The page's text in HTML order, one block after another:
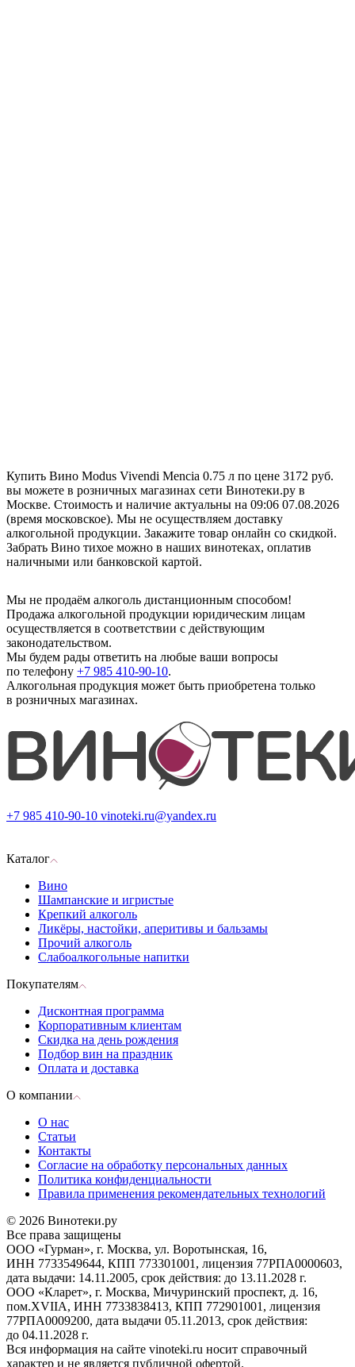
Купить Вино Modus Vivendi Mencia 0.75 л по цене 3172 руб.
вы можете в розничных магазинах сети Винотеки.ру в
Москве. Стоимость и наличие актуальны на 09:06 07.08.2026
(время московское). Мы не осуществляем доставку
алкогольной продукции. Закажите товар онлайн со скидкой.
Забрать Вино тихое можно в наших винотеках, оплатив
наличными или банковской картой.
Мы не продаём алкоголь дистанционным способом!
Продажа алкогольной продукции юридическим лицам
осуществляется в соответствии с действующим
законодательством.
Мы будем рады ответить на любые ваши вопросы
по телефону +7 985 410-90-10.
Алкогольная продукция может быть приобретена только
в розничных магазинах.
+7 985 410-90-10 vinoteki.ru@yandex.ru
Каталог
Вино
Шампанские и игристые
Крепкий алкоголь
Ликёры, настойки, аперитивы и бальзамы
Прочий алкоголь
Слабоалкогольные напитки
Покупателям
Дисконтная программа
Корпоративным клиентам
Скидка на день рождения
Подбор вин на праздник
Оплата и доставка
О компании
О нас
Статьи
Контакты
Согласие на обработку персональных данных
Политика конфиденциальности
Правила применения рекомендательных технологий
© 2026 Винотеки.ру
Все права защищены
ООО «Гурман», г. Москва, ул. Воротынская, 16,
ИНН 7733549644, КПП 773301001, лицензия 77РПА0000603,
дата выдачи: 14.11.2005, срок действия: до 13.11.2028 г.
ООО «Кларет», г. Москва, Мичуринский проспект, д. 16,
пом.XVIIA, ИНН 7733838413, КПП 772901001, лицензия
77РПА0009200, дата выдачи 05.11.2013, срок действия:
до 04.11.2028 г.
Вся информация на сайте vinoteki.ru носит справочный
характер и не является публичной офертой.